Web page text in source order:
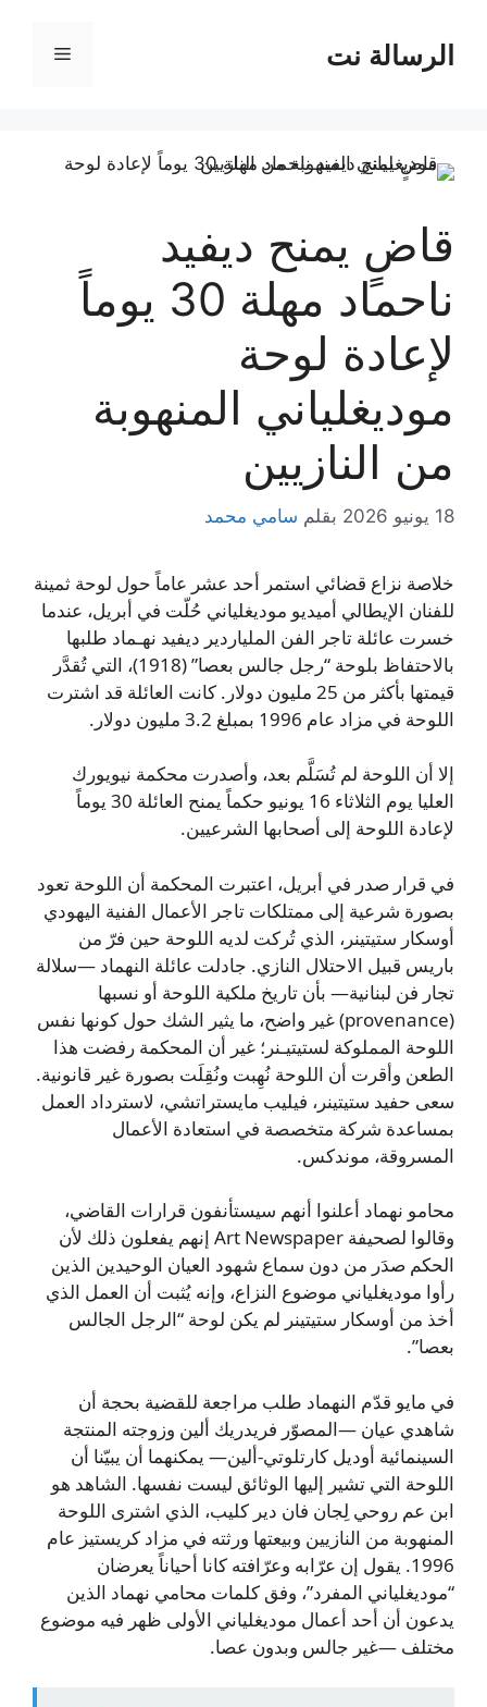
المحتوىالرسالة نت القائمة
قاضٍ يمنح ديفيد
ناحماد مهلة 30 يوماً
لإعادة لوحة
موديغلياني المنهوبة
من النازيين
18 يونيو 2026 بقلم سامي محمد
خلاصة نزاع قضائي استمر أحد عشر عاماً حول لوحة ثمينة
للفنان الإيطالي أميديو موديغلياني حُلّت في أبريل، عندما
خسرت عائلة تاجر الفن الملياردير ديفيد نهـماد طلبها
بالاحتفاظ بلوحة “رجل جالس بعصا” (1918)، التي تُقدَّر
قيمتها بأكثر من 25 مليون دولار. كانت العائلة قد اشترت
اللوحة في مزاد عام 1996 بمبلغ 3.2 مليون دولار.
إلا أن اللوحة لم تُسَلَّم بعد، وأصدرت محكمة نيويورك
العليا يوم الثلاثاء 16 يونيو حكماً يمنح العائلة 30 يوماً
لإعادة اللوحة إلى أصحابها الشرعيين.
في قرار صدر في أبريل، اعتبرت المحكمة أن اللوحة تعود
بصورة شرعية إلى ممتلكات تاجر الأعمال الفنية اليهودي
أوسكار ستيتينر، الذي تُركت لديه اللوحة حين فرّ من
باريس قبيل الاحتلال النازي. جادلت عائلة النهماد —سلالة
تجار فن لبنانية— بأن تاريخ ملكية اللوحة أو نسبها
(provenance) غير واضح، ما يثير الشك حول كونها نفس
اللوحة المملوكة لستيتيـنر؛ غير أن المحكمة رفضت هذا
الطعن وأقرت أن اللوحة نُهِبت ونُقِلَت بصورة غير قانونية.
سعى حفيد ستيتينر، فيليب مايستراتشي، لاسترداد العمل
بمساعدة شركة متخصصة في استعادة الأعمال
المسروقة، موندكس.
محامو نهماد أعلنوا أنهم سيستأنفون قرارات القاضي،
وقالوا لصحيفة Art Newspaper إنهم يفعلون ذلك لأن
الحكم صدَر من دون سماع شهود العيان الوحيدين الذين
رأوا موديغلياني موضوع النزاع، وإنه يُثبت أن العمل الذي
أخذ من أوسكار ستيتينر لم يكن لوحة “الرجل الجالس
بعصا”.
في مايو قدّم النهماد طلب مراجعة للقضية بحجة أن
شاهدي عيان —المصوّر فريدريك ألين وزوجته المنتجة
السينمائية أوديل كارتلوتي-ألين— يمكنهما أن يبيّنا أن
اللوحة التي تشير إليها الوثائق ليست نفسها. الشاهد هو
ابن عم روحي لِجان فان دير كليب، الذي اشترى اللوحة
المنهوبة من النازيين وبيعتها ورثته في مزاد كريستيز عام
1996. يقول إن عرّابه وعرّافته كانا أحياناً يعرضان
“موديغلياني المفرد”، وفق كلمات محامي نهماد الذين
يدعون أن أحد أعمال موديغلياني الأولى ظهر فيه موضوع
مختلف —غير جالس وبدون عصا.